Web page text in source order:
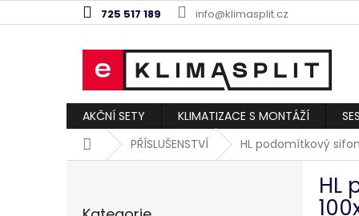
na
725 517 189 info@klimasplit.cz
AKČNÍ SETY KLIMATIZACE S MONTÁŽÍ
DomůPŘÍSLUŠENSTVÍ HL podomítkový
HL